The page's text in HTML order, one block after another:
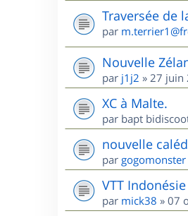
Traversée de
par
Nouvelle
par j1j2 » 27 juin
XC à Malte.
par bapt
nouvelle
par gogomonster
VTT Indonésie
par mick38 » 07